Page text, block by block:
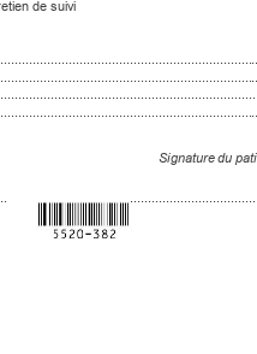
de suivi
...............................................................
...............................................................
.........................................................
...............................................................
              Signature
du